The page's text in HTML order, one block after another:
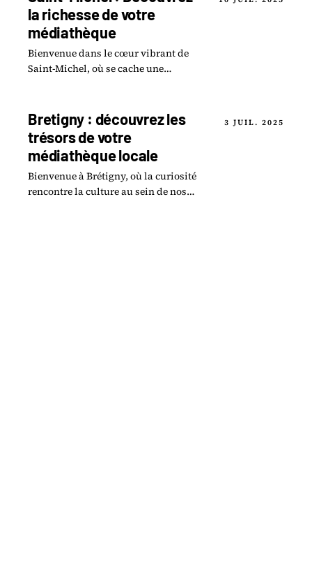
la richesse de votre
médiathèque
Bienvenue dans le cœur vibrant de
Saint-Michel, où se cache une
Bretigny : découvrez les
trésors de votre
médiathèque locale
Bienvenue à Brétigny, où la curiosité
rencontre la culture au sein de nos
3 JUIL. 2025